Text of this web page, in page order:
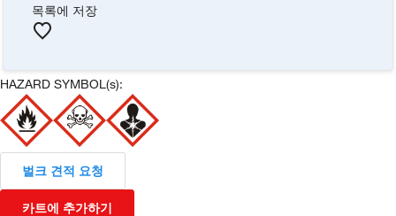
목록에 저장
HAZARD SYMBOL(s):
벌크 견적 요청
카트에 추가하기